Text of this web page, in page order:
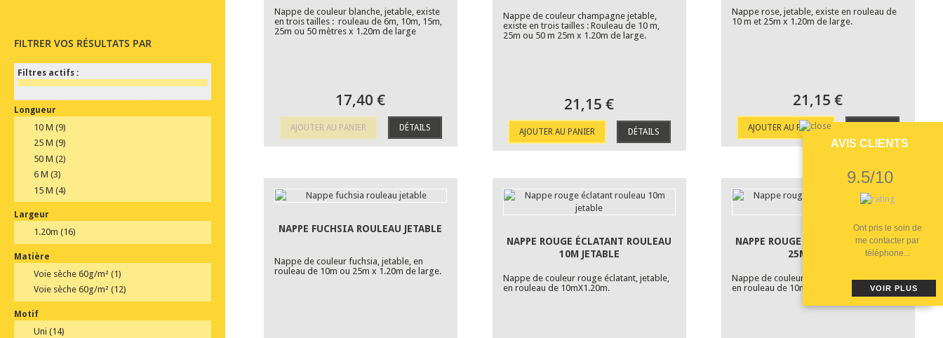
FILTRER VOS RÉSULTATS PAR
Filtres actifs :
Longueur
10 M (9)
25 M (9)
50 M (2)
6 M (3)
15 M (4)
Largeur
1.20m (16)
Matière
Voie sèche 60g/m² (1)
Voie sèche 60g/m² (12)
Motif
Uni (14)
Nappe de couleur blanche, jetable, existe
en trois tailles : rouleau de 6m, 10m, 15m,
25m ou 50 mètres x 1.20m de large
17,40 €
AJOUTER AU PANIER DÉTAILS
Nappe de couleur champagne jetable,
existe en trois tailles : Rouleau de 10 m,
25m ou 50 m 25m x 1.20m de large.
21,15 €
AJOUTER AU PANIER DÉTAILS
Nappe rose, jetable, existe en rouleau de
10 m et 25m x 1.20m de large.
21,15 €
AJOUTER AU PANIER
NAPPE FUCHSIA ROULEAU JETABLE
Nappe de couleur fuchsia, jetable, en
rouleau de 10m ou 25m x 1.20m de large.
NAPPE ROUGE ÉCLATANT ROULEAU
10M JETABLE
Nappe de couleur rouge éclatant, jetable,
en rouleau de 10mX1.20m.
NAPPE ROUGE ÉCLATANT ROULEAU
25M JETABLE
Nappe de couleur rouge éclatant, jetable,
en rouleau de 10mX1.20m.
AVIS CLIENTS
9.5/10
Ont pris le soin de
me contacter par
téléphone...
VOIR PLUS